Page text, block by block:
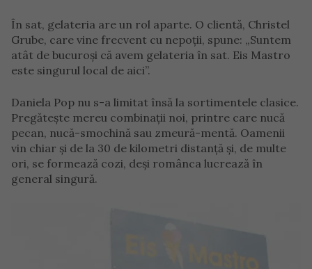
În sat, gelateria are un rol aparte. O clientă, Christel
Grube, care vine frecvent cu nepoții, spune: „Suntem
atât de bucuroși că avem gelateria în sat. Eis Mastro
este singurul local de aici”.
Daniela Pop nu s-a limitat însă la sortimentele clasice.
Pregătește mereu combinații noi, printre care nucă
pecan, nucă-smochină sau zmeură-mentă. Oamenii
vin chiar și de la 30 de kilometri distanță și, de multe
ori, se formează cozi, deși românca lucrează în
general singură.